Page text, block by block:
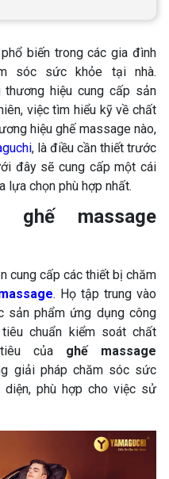
biến trong các gia đình
sóc sức khỏe tại nhà.
thương hiệu cung cấp sản
việc tìm hiểu kỹ về chất
hiệu ghế massage nào,
, là điều cần thiết trước
đây sẽ cung cấp một cái
lựa chọn phù hợp nhất.
massage
cung cấp các thiết bị chăm
. Họ tập trung vào
sản phẩm ứng dụng công
chuẩn kiểm soát chất
của ghế massage
giải pháp chăm sóc sức
phù hợp cho việc sử